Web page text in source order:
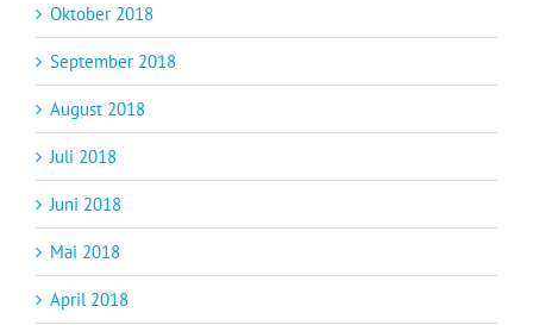
Oktober 2018
September 2018
August 2018
Juli 2018
Juni 2018
Mai 2018
April 2018